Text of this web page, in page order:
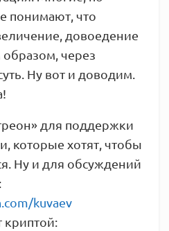
понимают, что
довоедение
образом, через
Ну вот и доводим.
для поддержки
которые хотят, чтобы
Ну и для обсуждений
kuvaev
криптой: